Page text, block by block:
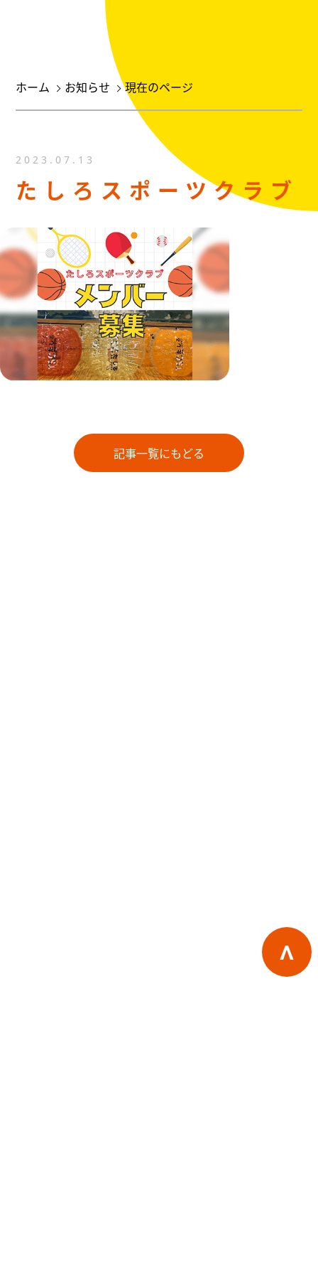
ホーム お知らせ 現在のページ
2023.07.13
たしろスポーツクラブ
記事一覧にもどる